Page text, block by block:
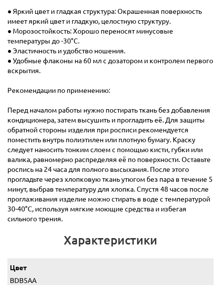
● Яркий цвет и гладкая структура: Окрашенная поверхность
имеет яркий цвет и гладкую, целостную структуру.
● Морозостойкость: Хорошо переносят минусовые
температуры до -30°С.
● Эластичность и удобство ношения.
● Удобные флаконы на 60 мл с дозатором и контролем первого
вскрытия.
Рекомендации по применению:
Перед началом работы нужно постирать ткань без добавления
кондиционера, затем высушить и прогладить её. Для защиты
обратной стороны изделия при росписи рекомендуется
поместить внутрь полиэтилен или плотную бумагу. Краску
следует наносить тонким слоем с помощью кисти, губки или
валика, равномерно распределяя её по поверхности. Оставьте
роспись на 24 часа для полного высыхания. После этого
прогладьте через хлопковую ткань утюгом без пара в течение 5
минут, выбрав температуру для хлопка. Спустя 48 часов после
проглаживания изделие можно стирать в воде с температурой
30-40°C, используя мягкие моющие средства и избегая
сильного трения.
Характеристики
Цвет
BDB5AA